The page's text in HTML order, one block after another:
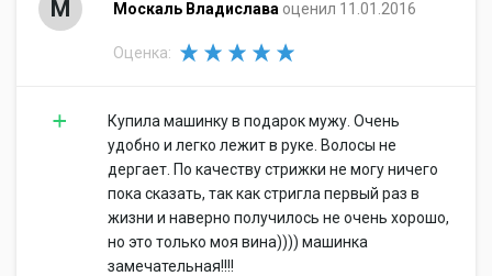
М Москаль Владислава оценил 11.01.2016
Оценка:
Купила машинку в подарок мужу. Очень
удобно и легко лежит в руке. Волосы не
дергает. По качеству стрижки не могу ничего
пока сказать, так как стригла первый раз в
жизни и наверно получилось не очень хорошо,
но это только моя вина)))) машинка
замечательная!!!!